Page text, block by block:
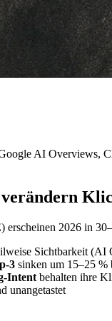
AI
2026 in
Sichtbarkeit (AI
3 sinken um 15–25 %
Intent behalten ihre
unangetastet